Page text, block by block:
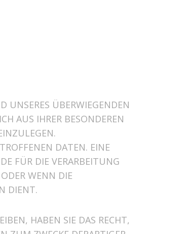
UNSERES ÜBERWIEGENDEN
AUS IHRER BESONDEREN
DATEN. EINE
FÜR DIE VERARBEITUNG
WENN DIE
DIENT.
HABEN SIE DAS RECHT,